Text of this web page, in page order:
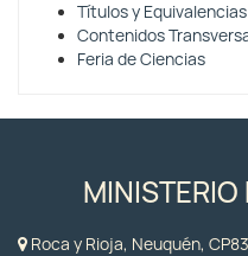
Títulos y Equivalencias
Contenidos
Feria de Ciencias
MINISTERIO
Roca y Rioja, Neuquén,